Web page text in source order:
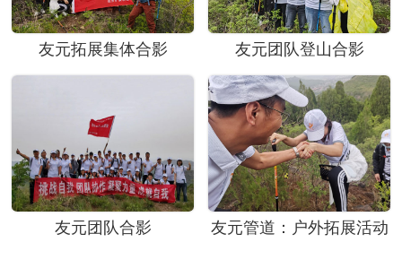
友元拓展集体合影 友元团队登山合影
友元团队合影 友元管道：户外拓展活动